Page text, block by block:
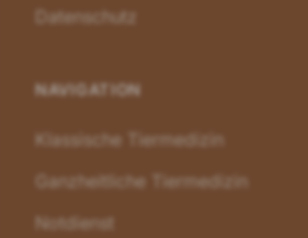
Datenschutz
NAVIGATION
Klassische Tiermedizin
Ganzheitliche Tiermedizin
Notdienst